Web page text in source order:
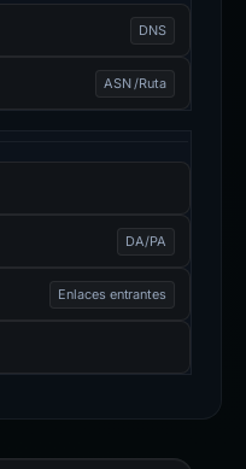
DNS
ASN /Ruta
DA/PA
Enlaces entrantes